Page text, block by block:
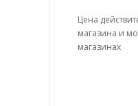
Цена
магазина и
магазинах